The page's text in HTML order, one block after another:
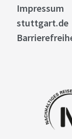
Impressum
stuttgart.de